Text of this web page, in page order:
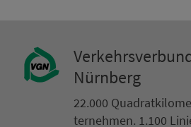
Nürn­berg
22.000
ter­neh­men. 1.100